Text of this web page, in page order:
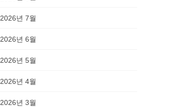
2026년 7월
2026년 6월
2026년 5월
2026년 4월
2026년 3월